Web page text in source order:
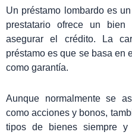
Un préstamo lombardo es
prestatario ofrece un
asegurar el crédito. La
préstamo es que se basa en
como garantía.
Aunque normalmente se
como acciones y bonos,
tipos de bienes siempre